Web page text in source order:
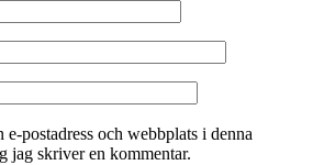
e-postadress och webbplats i denna
jag skriver en kommentar.